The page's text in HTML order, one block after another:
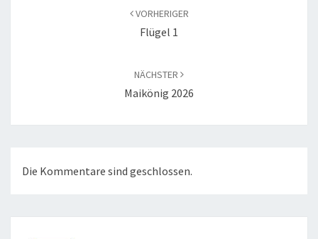
VORHERIGER
Flügel 1
NÄCHSTER
Maikönig 2026
Die Kommentare sind geschlossen.